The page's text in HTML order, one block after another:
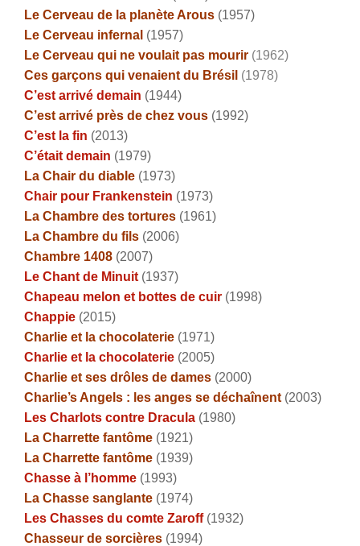
Le Cerveau de la planète Arous (1957)
Le Cerveau infernal (1957)
Le Cerveau qui ne voulait pas mourir (1962)
Ces garçons qui venaient du Brésil (1978)
C’est arrivé demain (1944)
C’est arrivé près de chez vous (1992)
C’est la fin (2013)
C’était demain (1979)
La Chair du diable (1973)
Chair pour Frankenstein (1973)
La Chambre des tortures (1961)
La Chambre du fils (2006)
Chambre 1408 (2007)
Le Chant de Minuit (1937)
Chapeau melon et bottes de cuir (1998)
Chappie (2015)
Charlie et la chocolaterie (1971)
Charlie et la chocolaterie (2005)
Charlie et ses drôles de dames (2000)
Charlie’s Angels : les anges se déchaînent (2003)
Les Charlots contre Dracula (1980)
La Charrette fantôme (1921)
La Charrette fantôme (1939)
Chasse à l’homme (1993)
La Chasse sanglante (1974)
Les Chasses du comte Zaroff(1932)
Chasseur de sorcières (1994)